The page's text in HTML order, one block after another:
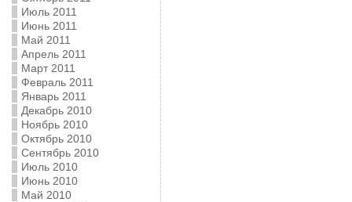
Июль 2011
Июнь 2011
Май 2011
Апрель 2011
Март 2011
Февраль 2011
Январь 2011
Декабрь 2010
Ноябрь 2010
Октябрь 2010
Сентябрь 2010
Июль 2010
Июнь 2010
Май 2010